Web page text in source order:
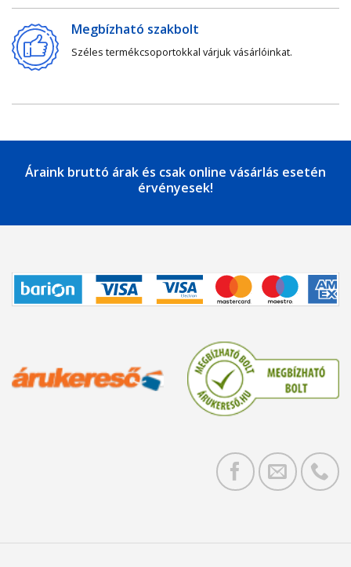
Megbízható szakbolt
Széles termékcsoportokkal várjuk vásárlóinkat.
Áraink bruttó árak és csak online vásárlás esetén
érvényesek!